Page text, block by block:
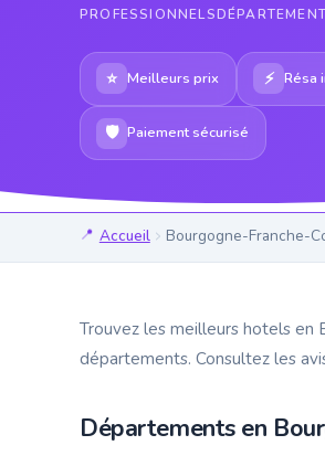
PROFESSIONNELS
⭐ Meilleurs prix ⚡ Résa
🛡 Paiement sécurisé
Accueil Bourgogne-Franche-
Trouvez les meilleurs hotels en
départements. Consultez les
Départements en